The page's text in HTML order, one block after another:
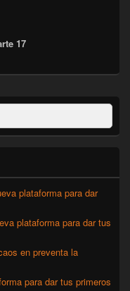
17
plataforma para dar
plataforma para dar tus
en preventa la
para dar tus primeros